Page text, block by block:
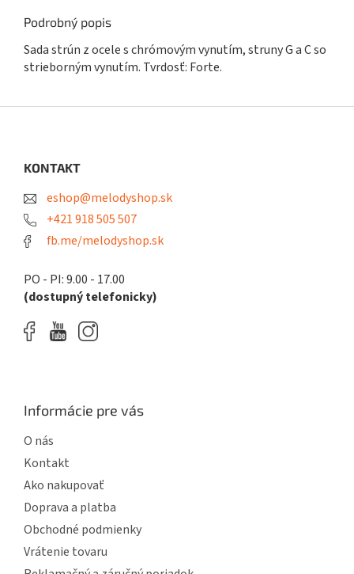
Podrobný popis
Sada strún z ocele s chrómovým vynutím, struny G a C so
strieborným vynutím. Tvrdosť: Forte.
KONTAKT
eshop@melodyshop.sk
+421 918 505 507
fb.me/melodyshop.sk
PO - PI: 9.00 - 17.00
(dostupný telefonicky)
Informácie pre vás
O nás
Kontakt
Ako nakupovať
Doprava a platba
Obchodné podmienky
Vrátenie tovaru